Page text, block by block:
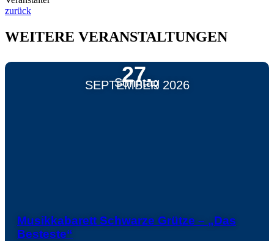
zurück
WEITERE VERANSTALTUNGEN
27.
SEPTEMBER 2026
Sonntag
Musikkabarett Schwarze Grütze – „Das
Besteste“